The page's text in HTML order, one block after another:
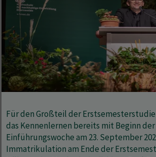
Für den Großteil der
das Kennenlernen bereits mit Beginn der
Einführungswoche am 23. September
Immatrikulation am Ende der